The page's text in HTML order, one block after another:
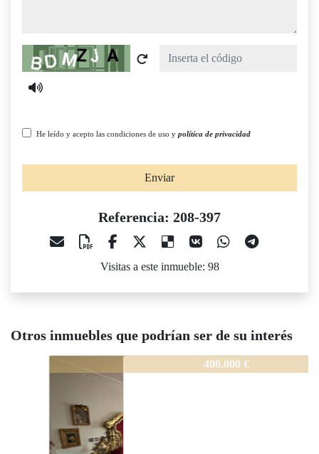
Captcha
He leído y acepto las condiciones de uso y política de privacidad
Enviar
Referencia: 208-397
Visitas a este inmueble: 98
Otros inmuebles que podrían ser de su interés